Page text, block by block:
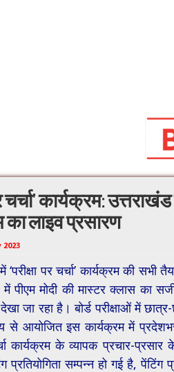
चर्चा’ कार्यक्रम:
का लाइव प्रसारण
2023
पर चर्चा’ कार्यक्रम की सभी
पीएम मोदी की मास्टर क्लास का
जा रहा है। बोर्ड परीक्षाओं में
से आयोजित इस कार्यक्रम में
कार्यक्रम के व्यापक प्रचार-
प्रतियोगिता सम्पन्न हो गई है,